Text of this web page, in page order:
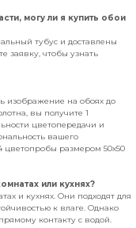
могу ли я купить обои
тубус и доставлены
заявку, чтобы узнать
изображение на обоях до
вы получите 1
цветопередачи и
вашего
цветопробы размером 50х50
или кухнях?
и кухнях. Они подходят для
к влаге. Однако
контакту с водой.